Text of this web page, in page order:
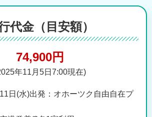
代金（目安額）
74,900円
年11月5日7:00現在)
日(水)出発：オホーツク自由自在プ